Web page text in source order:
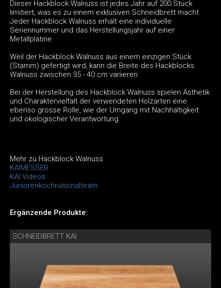
Dieser Hackblock Walnuss ist jedes Jahr auf 200 Stück
limitiert, was es zu einem exklusiven Schneidbrett macht.
Jeder Hackblock Walnuss erhält eine individuelle
Seriennummer und das Herstellungsjahr auf einer
Metallplatine.
Weil der Hackblock Walnuss aus einem einzigen Stück
(Stamm) gefertigt wird, kann die Breite des Hackblocks
Walnuss zwischen 35 - 40 cm variieren.
Bei der Herstellung des Hackblock Walnuss spielen Ästhetik
und Charaktervielfalt der verwendeten Holzarten eine
ebenso grosse Rolle, wie der Umgang mit Nachhaltigkeit
und ökologischer Verantwortung.
Mehr zu Hackblock Walnuss
KAIMESSER
KAI Videos
Juniorenkochnationalteam
Ergänzende Produkte:
SCHNEIDBRETT KAI